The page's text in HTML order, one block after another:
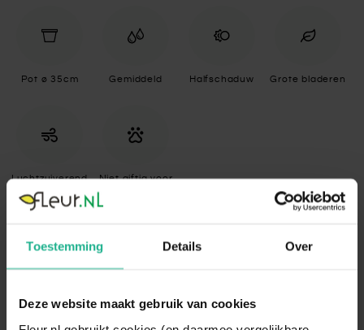
Toestemming Details Over
Deze website maakt gebruik van cookies
Pot ø 35cm Gemiddeld Halfschaduw Grote bladeren
Luchtzuiverend
Niet giftig voor
De Areca Lutescens heeft een tropische